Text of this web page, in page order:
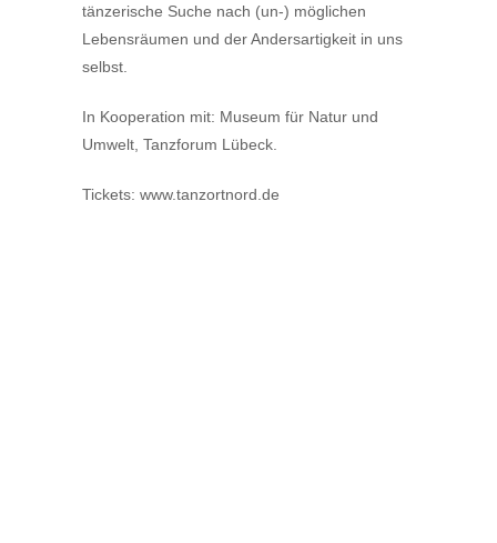
tänzerische Suche nach (un-) möglichen
Lebensräumen und der Andersartigkeit in uns
selbst.
In Kooperation mit: Museum für Natur und
Umwelt, Tanzforum Lübeck.
Tickets: www.tanzortnord.de